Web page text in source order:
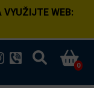
VYUŽIJTE WEB:
0